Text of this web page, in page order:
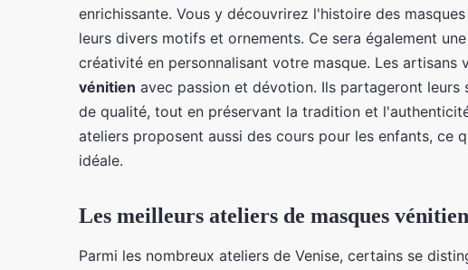
enrichissante. Vous y découvrirez l'histoire des
leurs divers motifs et ornements. Ce sera également
créativité en personnalisant votre masque. Les artisans
vénitien avec passion et dévotion. Ils partageront leurs
de qualité, tout en préservant la tradition et
ateliers proposent aussi des cours pour les enfants, ce
idéale.
Les meilleurs ateliers de masques
Parmi les nombreux ateliers de Venise, certains se